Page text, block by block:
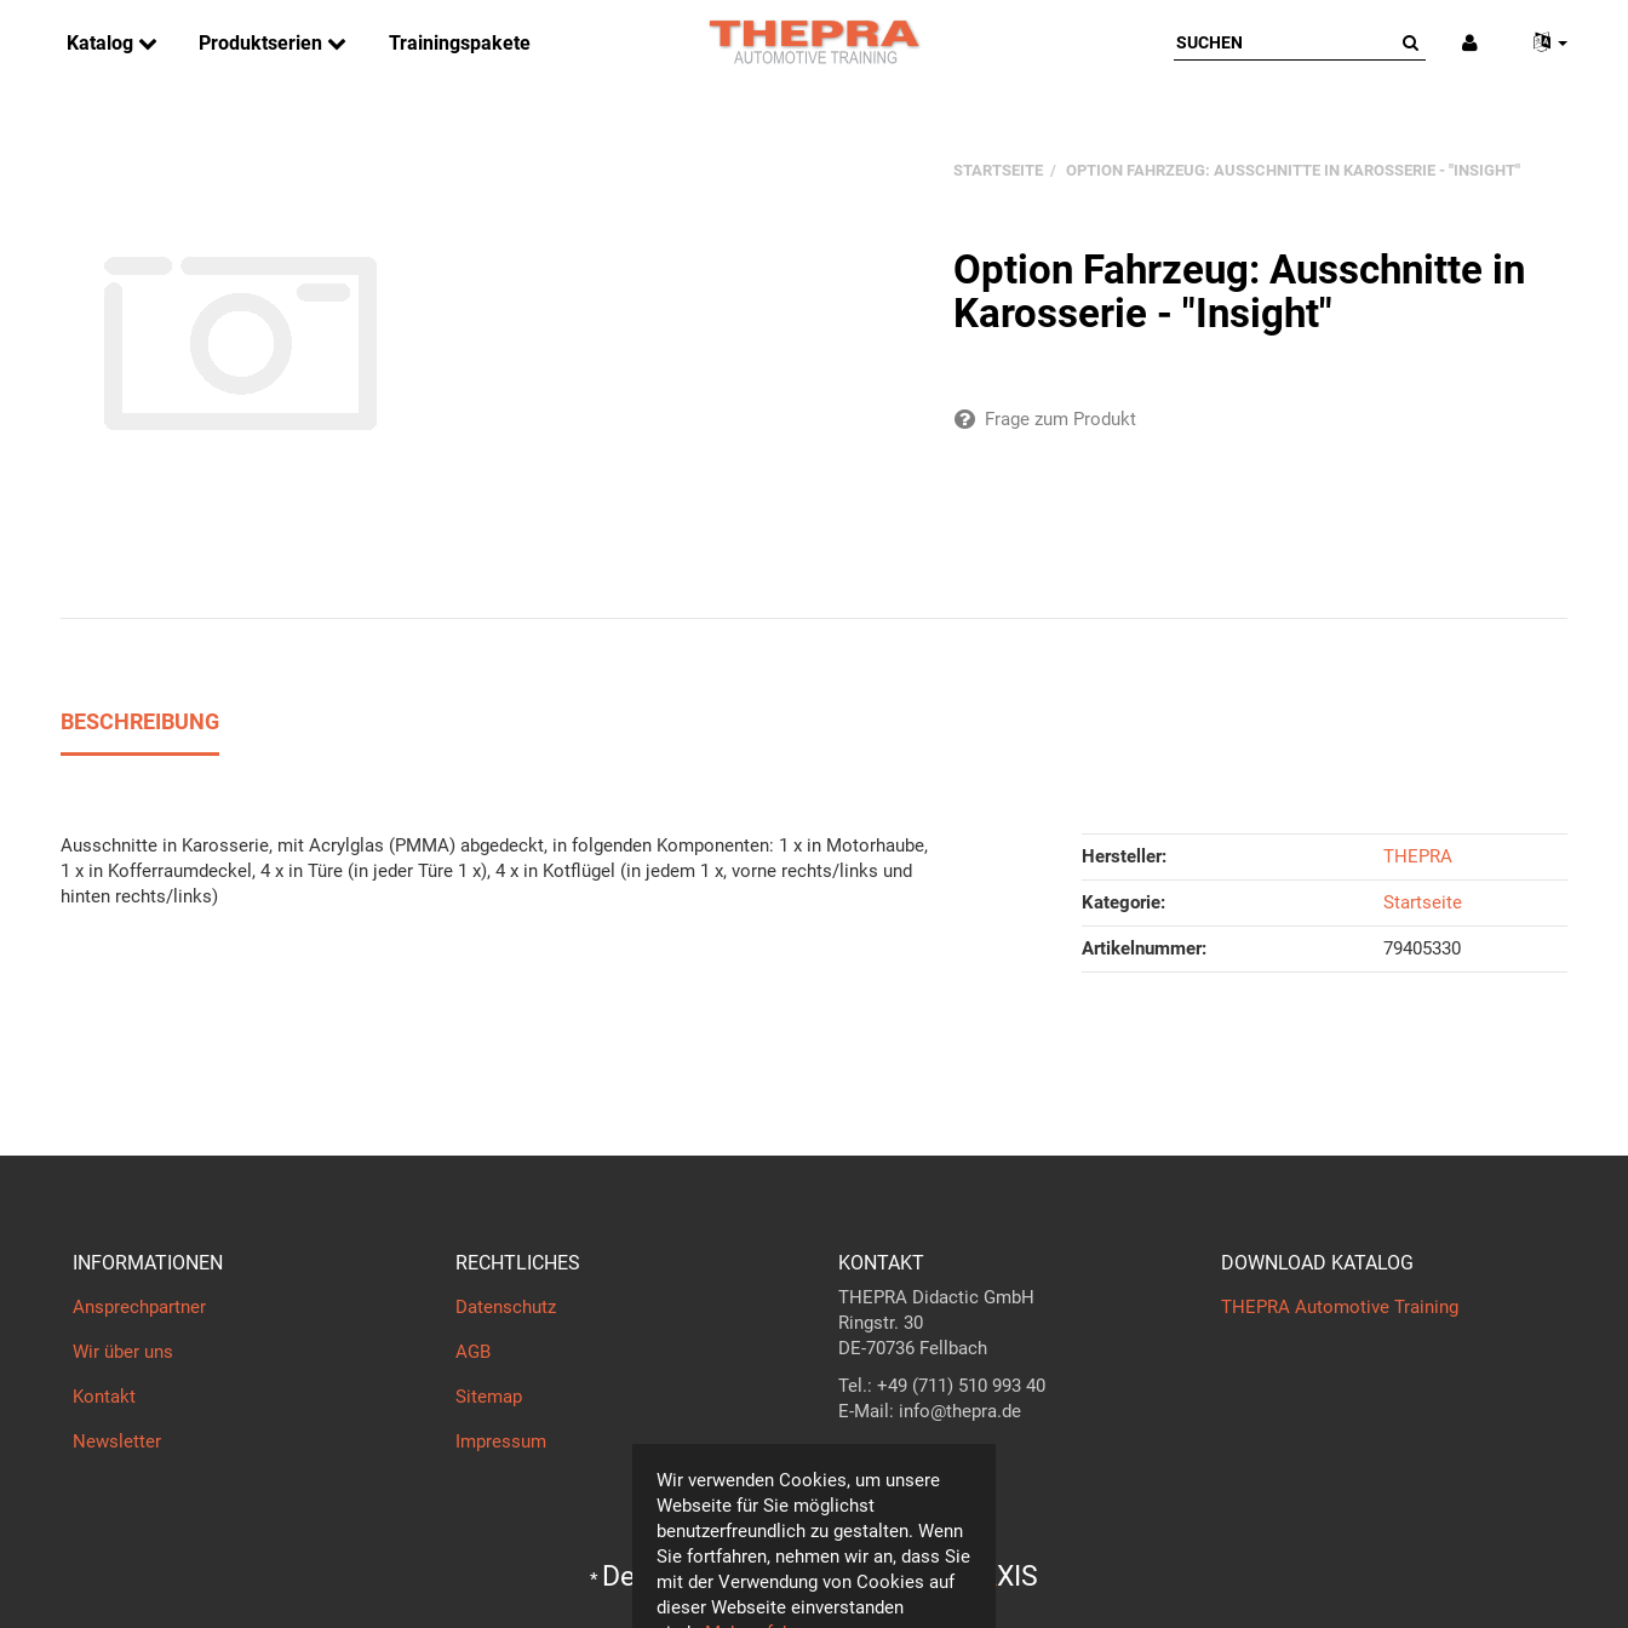
Wir verwenden Cookies, um unsere
Webseite für Sie möglichst
benutzerfreundlich zu gestalten. Wenn
Sie fortfahren, nehmen wir an, dass Sie
mit der Verwendung von Cookies auf
dieser Webseite einverstanden
Katalog Produktserien Trainingspakete
STARTSEITE OPTION FAHRZEUG: AUSSCHNITTE IN KAROSSERIE - "INSIGHT"
Option Fahrzeug: Ausschnitte in
Karosserie - "Insight"
Frage zum Produkt
BESCHREIBUNG
Ausschnitte in Karosserie, mit Acrylglas (PMMA) abgedeckt, in folgenden Komponenten: 1 x in Motorhaube,
1 x in Kofferraumdeckel, 4 x in Türe (in jeder Türe 1 x), 4 x in Kotflügel (in jedem 1 x, vorne rechts/links und
hinten rechts/links)
Hersteller: THEPRA
Kategorie: Startseite
Artikelnummer: 79405330
INFORMATIONEN
Ansprechpartner
Wir über uns
Kontakt
Newsletter
RECHTLICHES
Datenschutz
AGB
Sitemap
Impressum
KONTAKT
THEPRA Didactic GmbH
Ringstr. 30
DE-70736 Fellbach
Tel.: +49 (711) 510 993 40
E-Mail: info@thepra.de
DOWNLOAD KATALOG
THEPRA Automotive Training
* Der Maßstab inTHEORIE +PRAXIS
Technische Änderungen vorbehalten!